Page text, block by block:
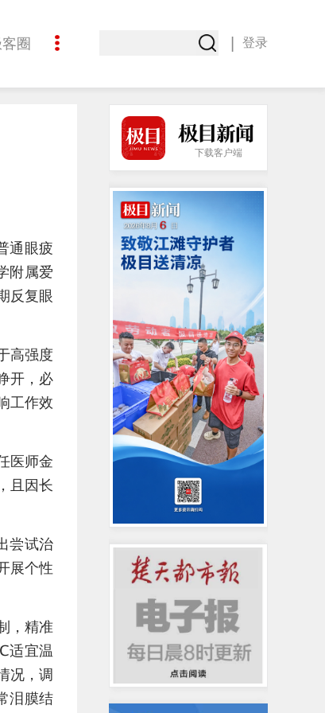
圈 登录
通眼疲
附属爱
反复眼
高强度
开，必
工作效
医师金
且因长
尝试治
展个性
，精准
适宜温
况，调
泪膜结
下载客户端